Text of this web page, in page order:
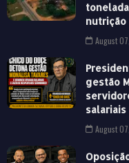
nutrição
August
gestão
salariais
August